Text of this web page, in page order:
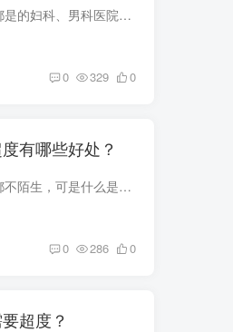
现在我们会发现满大街到处都是的妇科、男科医院的广告，为什么现在妇科病、男科病这么普遍还这么难治？ 身边的朋友也有很多，才三十多岁，就是小小的妇科炎症，花好几万，好几年却总也治不好，...
0 329 0
有哪些好处？
超度，相信在大多数人听来都不陌生，可是什么是超度？超度的形式？超度的作用又是什么？超度的步骤是什么？很多请了法师超度法事的人都不知道到底有什么用，因此弄明白超度是什么是非常重要的，...
0 286 0
超度？